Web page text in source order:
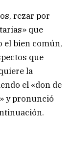
rezar por
que
el bien común,
que
la
el «don de
y pronunció